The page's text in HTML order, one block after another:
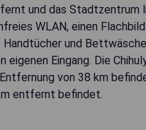
und das
WLAN, einen
und
Eingang. Die
von 38 km
entfernt befindet.